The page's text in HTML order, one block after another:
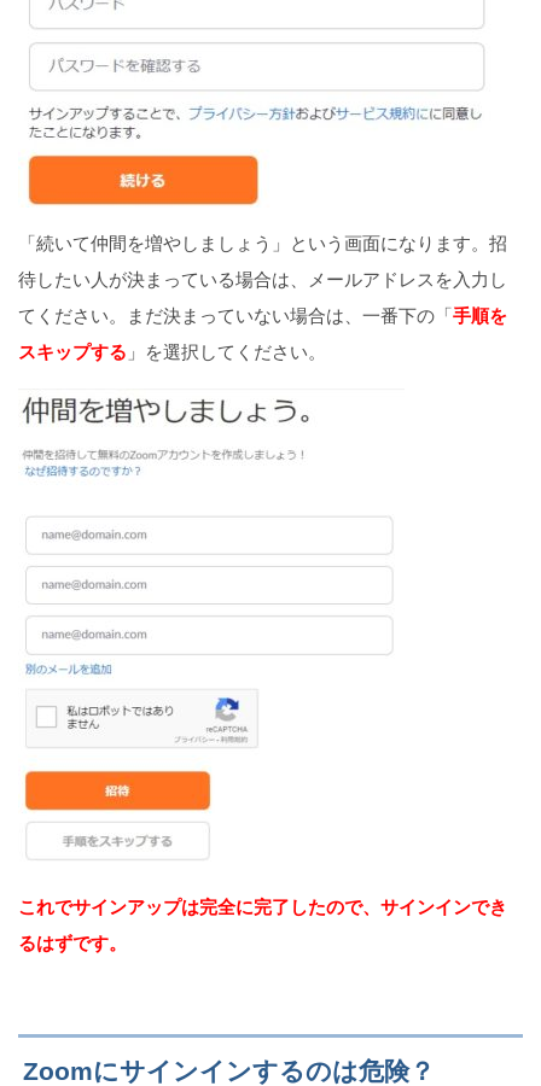
「続いて仲間を増やしましょう」という画面になります。招
待したい人が決まっている場合は、メールアドレスを入力し
てください。まだ決まっていない場合は、一番下の「手順を
スキップする 」を選択してください。
これでサインアップは完全に完了したので、サインインでき
るはずです。
Zoomにサインインするのは危険？